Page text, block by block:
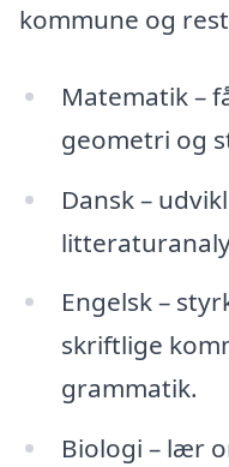
kommune og
Matematik –
geometri og
Dansk –
Engelsk –
skriftlige
grammatik.
Biologi – lær